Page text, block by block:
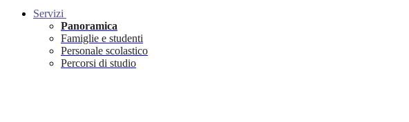
Servizi
Panoramica
Famiglie e studenti
Personale scolastico
Percorsi di studio